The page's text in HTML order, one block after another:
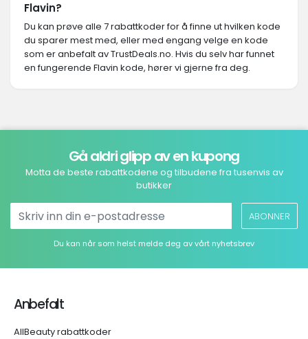
Flavin?
Du kan prøve alle 7 rabattkoder for å finne ut hvilken kode
du sparer mest med, eller med engang velge en kode
som er anbefalt av TrustDeals.no. Hvis du selv har funnet
en fungerende Flavin kode, hører vi gjerne fra deg.
Gå aldri glipp av en kupong
Motta de beste rabattkodene og tilbudene fra tusenvis av
butikker
ABONNER
Du kan når som helst melde deg av vårt nyhetsbrev
Anbefalt
AllBeauty rabattkoder